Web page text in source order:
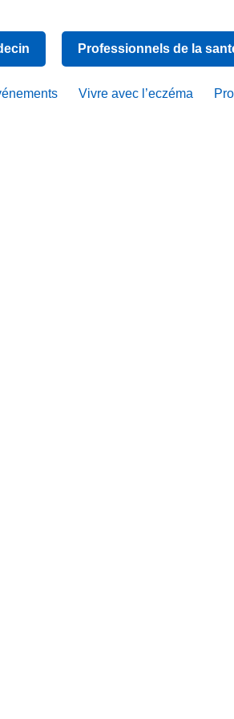
Professionnels de la
Vivre avec l’eczéma